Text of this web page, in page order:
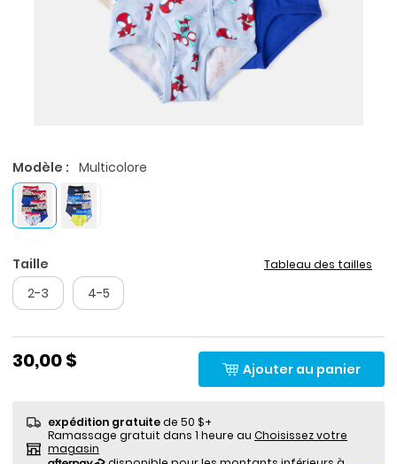
Modèle : Multicolore
Taille Tableau des tailles
2-3 4-5
30,00 $ Ajouter au panier
expédition gratuitede 50 $+
Ramassage gratuit dans 1 heure au Choisissez votre
magasin